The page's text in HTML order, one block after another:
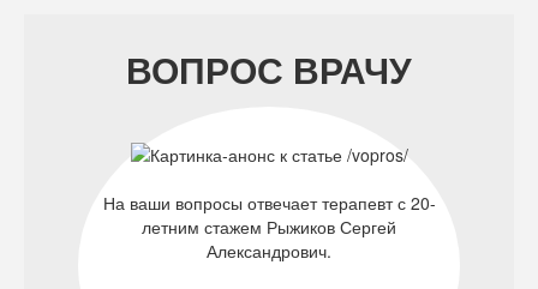
ВОПРОС ВРАЧУ
На ваши вопросы отвечает терапевт с 20-
летним стажем Рыжиков Сергей
Александрович.